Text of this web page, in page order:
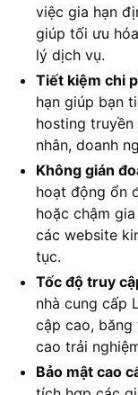
việc gia hạn
giúp tối ưu
lý dịch vụ.
Tiết kiệm chi
hạn giúp bạn
hosting
nhân, doanh
Không gián
hoạt động ổn
hoặc chậm
các website
tục.
Tốc độ truy
nhà cung cấp
cập cao, băng
cao trải
Bảo mật cao